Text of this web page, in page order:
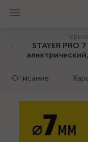
STAYER PRO
Описание